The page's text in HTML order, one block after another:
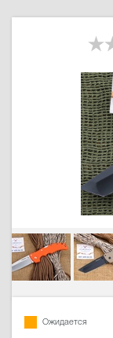
Ожидается